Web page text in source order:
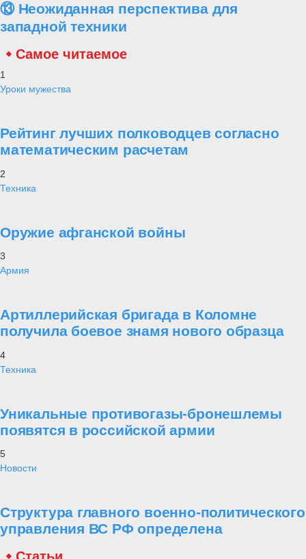
⑬ Неожиданная перспектива для
западной техники
Самое читаемое
1
Уроки мужества
Рейтинг лучших полководцев согласно
математическим расчетам
2
Техника
Оружие афганской войны
3
Армия
Артиллерийская бригада в Коломне
получила боевое знамя нового образца
4
Техника
Уникальные противогазы-бронешлемы
появятся в российской армии
5
Новости
Структура главного военно-политического
управления ВС РФ определена